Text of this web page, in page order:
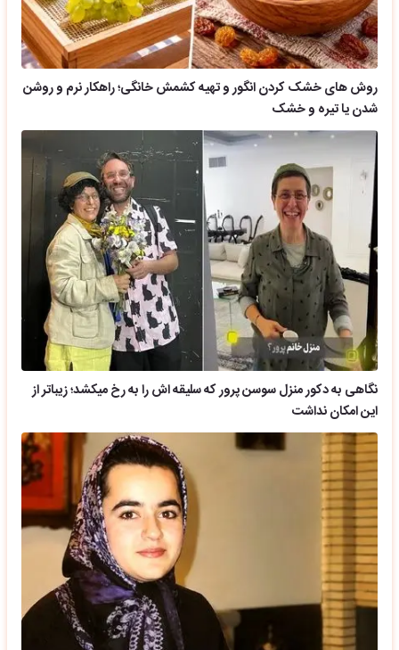
روش های خشک کردن انگور و تهیه کشمش خانگی؛ راهکار نرم و روشن
شدن یا تیره و خشک
نگاهی به دکور منزل سوسن پرور که سلیقه اش را به رخ میکشد؛ زیباتر از
این امکان نداشت